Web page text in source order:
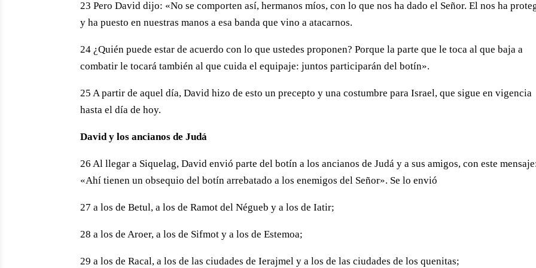
23 Pero David dijo: «No se comporten así, hermanos míos, con lo que nos ha dado el Señor. El nos ha
y ha puesto en nuestras manos a esa banda que vino a atacarnos.
24 ¿Quién puede estar de acuerdo con lo que ustedes proponen? Porque la parte que le toca al que baja a
combatir le tocará también al que cuida el equipaje: juntos participarán del botín».
25 A partir de aquel día, David hizo de esto un precepto y una costumbre para Israel, que sigue en vigencia
hasta el día de hoy.
David y los ancianos de Judá
26 Al llegar a Siquelag, David envió parte del botín a los ancianos de Judá y a sus amigos, con este
«Ahí tienen un obsequio del botín arrebatado a los enemigos del Señor». Se lo envió
27 a los de Betul, a los de Ramot del Négueb y a los de Iatir;
28 a los de Aroer, a los de Sifmot y a los de Estemoa;
29 a los de Racal, a los de las ciudades de Ierajmel y a los de las ciudades de los quenitas;